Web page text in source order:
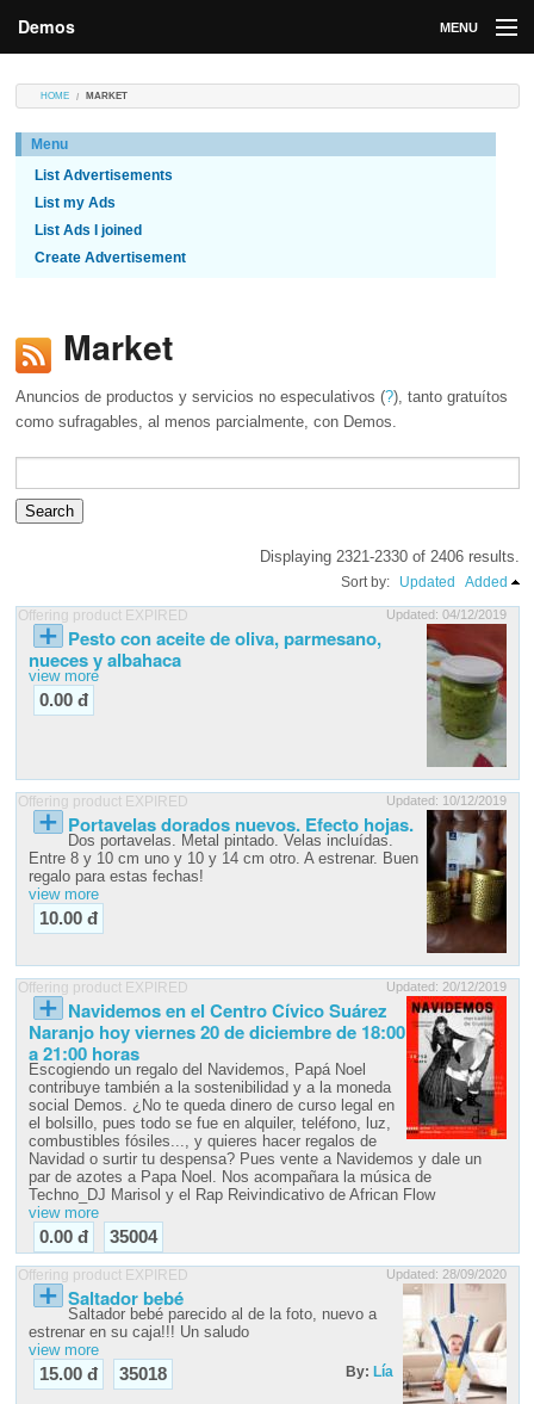
Demos MENU
Market
Contributors
HOME MARKET
Menu
List Advertisements
List my Ads
List Ads I joined
Create Advertisement
Market
Anuncios de productos y servicios no especulativos (?), tanto gratuítos
como sufragables, al menos parcialmente, con Demos.
Displaying 2321-2330 of 2406 results.
Sort by: Updated
Added
Offering product EXPIRED
Updated: 04/12/2019
Pesto con aceite de oliva, parmesano,
nueces y albahaca
view more
0.00 đ
Offering product EXPIRED Updated: 10/12/2019
Portavelas dorados nuevos. Efecto hojas.
Dos portavelas. Metal pintado. Velas incluídas.
Entre 8 y 10 cm uno y 10 y 14 cm otro. A estrenar. Buen
regalo para estas fechas!
view more
10.00 đ
Offering product EXPIRED Updated: 20/12/2019
Navidemos en el Centro Cívico Suárez
Naranjo hoy viernes 20 de diciembre de 18:00
a 21:00 horas
Escogiendo un regalo del Navidemos, Papá Noel
contribuye también a la sostenibilidad y a la moneda
social Demos. ¿No te queda dinero de curso legal en
el bolsillo, pues todo se fue en alquiler, teléfono, luz,
combustibles fósiles..., y quieres hacer regalos de
Navidad o surtir tu despensa? Pues vente a Navidemos y dale un
par de azotes a Papa Noel. Nos acompañara la música de
Techno_DJ Marisol y el Rap Reivindicativo de African Flow
view more
0.00 đ 35004
Offering product EXPIRED Updated: 28/09/2020
Saltador bebé
Saltador bebé parecido al de la foto, nuevo a
estrenar en su caja!!! Un saludo
view more
15.00 đ 35018 By: Lía